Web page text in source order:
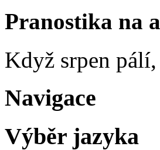
Pranostika na
Když srpen
Navigace
Výběr jazyka